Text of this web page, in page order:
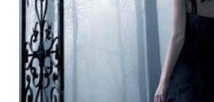
grande (Devil's Night 1#) Autrice :
Pagine: 448 Editore: Newton
Pubblicazione: 10 Gennaio 2023
Trama: “Si chiama Michael Crist.
mio ragazzo ed è come quei film